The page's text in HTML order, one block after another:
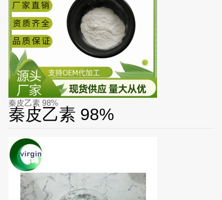
秦皮乙素 98%
秦皮乙素 98%